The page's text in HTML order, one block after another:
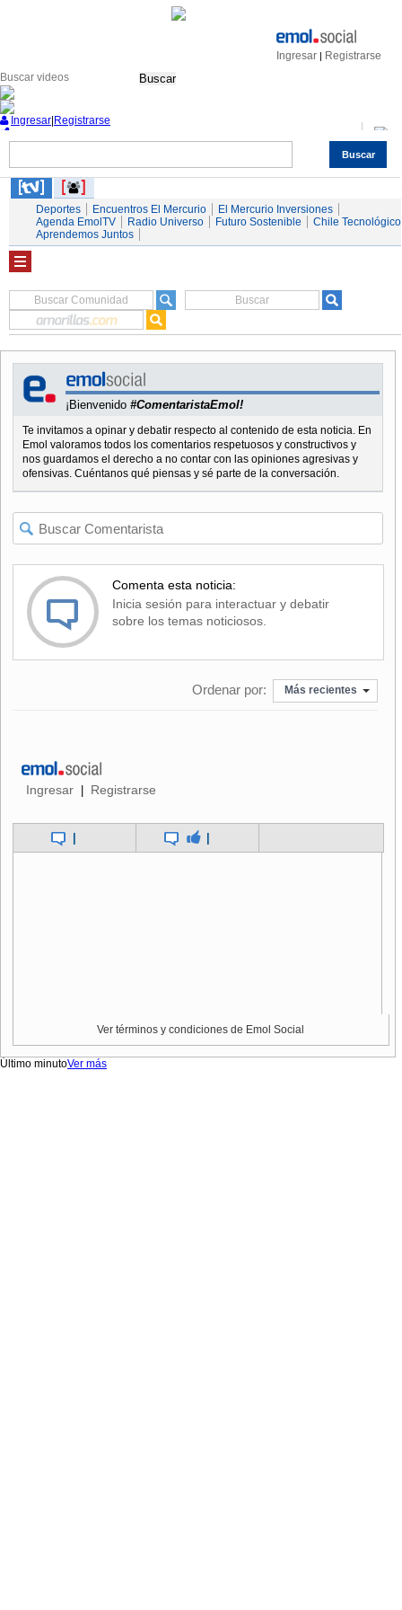
Ingresar | Registrarse
Buscar
Buscar
Ingresar Registrarse
Servicios
Deportes Encuentros El Mercurio
El Mercurio Inversiones
Agenda EmolTV
Radio Universo Futuro Sostenible
Chile Tecnológico
Aprendemos Juntos
¡Bienvenido #ComentaristaEmol!
Te invitamos a opinar y debatir respecto al contenido de esta noticia. En
Emol valoramos todos los comentarios respetuosos y constructivos y
nos guardamos el derecho a no contar con las opiniones agresivas y
ofensivas. Cuéntanos qué piensas y sé parte de la conversación.
Comenta esta noticia:
Inicia sesión para interactuar y debatir
sobre los temas noticiosos.
Ordenar por: Más recientes
Ingresar | Registrarse
| |
Ver términos y condiciones de Emol Social
Último minutoVer más